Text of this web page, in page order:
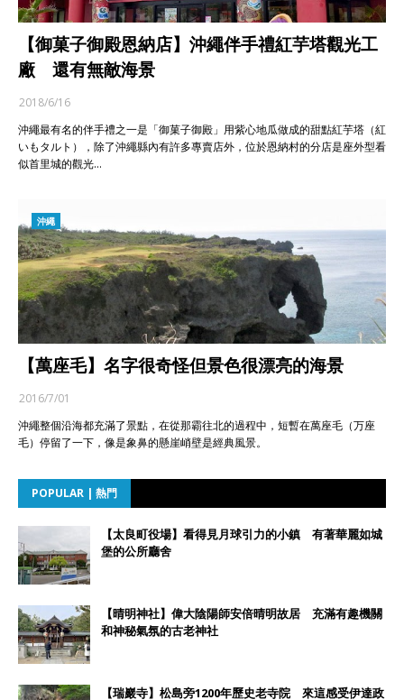
【御菓子御殿恩納店】沖繩伴手禮紅芋塔觀光工
廠 還有無敵海景
2018/6/16
沖繩最有名的伴手禮之一是「御菓子御殿」用紫心地瓜做成的甜點紅芋塔（紅
いもタルト），除了沖繩縣內有許多專賣店外，位於恩納村的分店是座外型看
似首里城的觀光…
沖繩
【萬座毛】名字很奇怪但景色很漂亮的海景
2016/7/01
沖繩整個沿海都充滿了景點，在從那霸往北的過程中，短暫在萬座毛（万座
毛）停留了一下，像是象鼻的懸崖峭壁是經典風景。
POPULAR | 熱門
【太良町役場】看得見月球引力的小鎮 有著華麗如城
堡的公所廳舍
【晴明神社】偉大陰陽師安倍晴明故居 充滿有趣機關
和神秘氣氛的古老神社
【瑞巖寺】松島旁1200年歷史老寺院 來這感受伊達政